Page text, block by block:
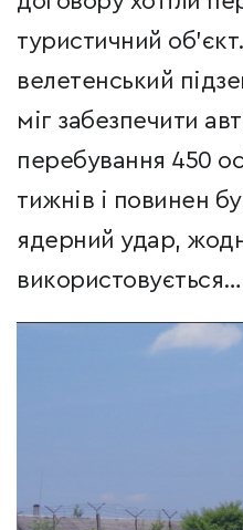
туристичний
велетенський
міг забезпечити
перебування 450
тижнів і повинен
ядерний удар,
використовується…